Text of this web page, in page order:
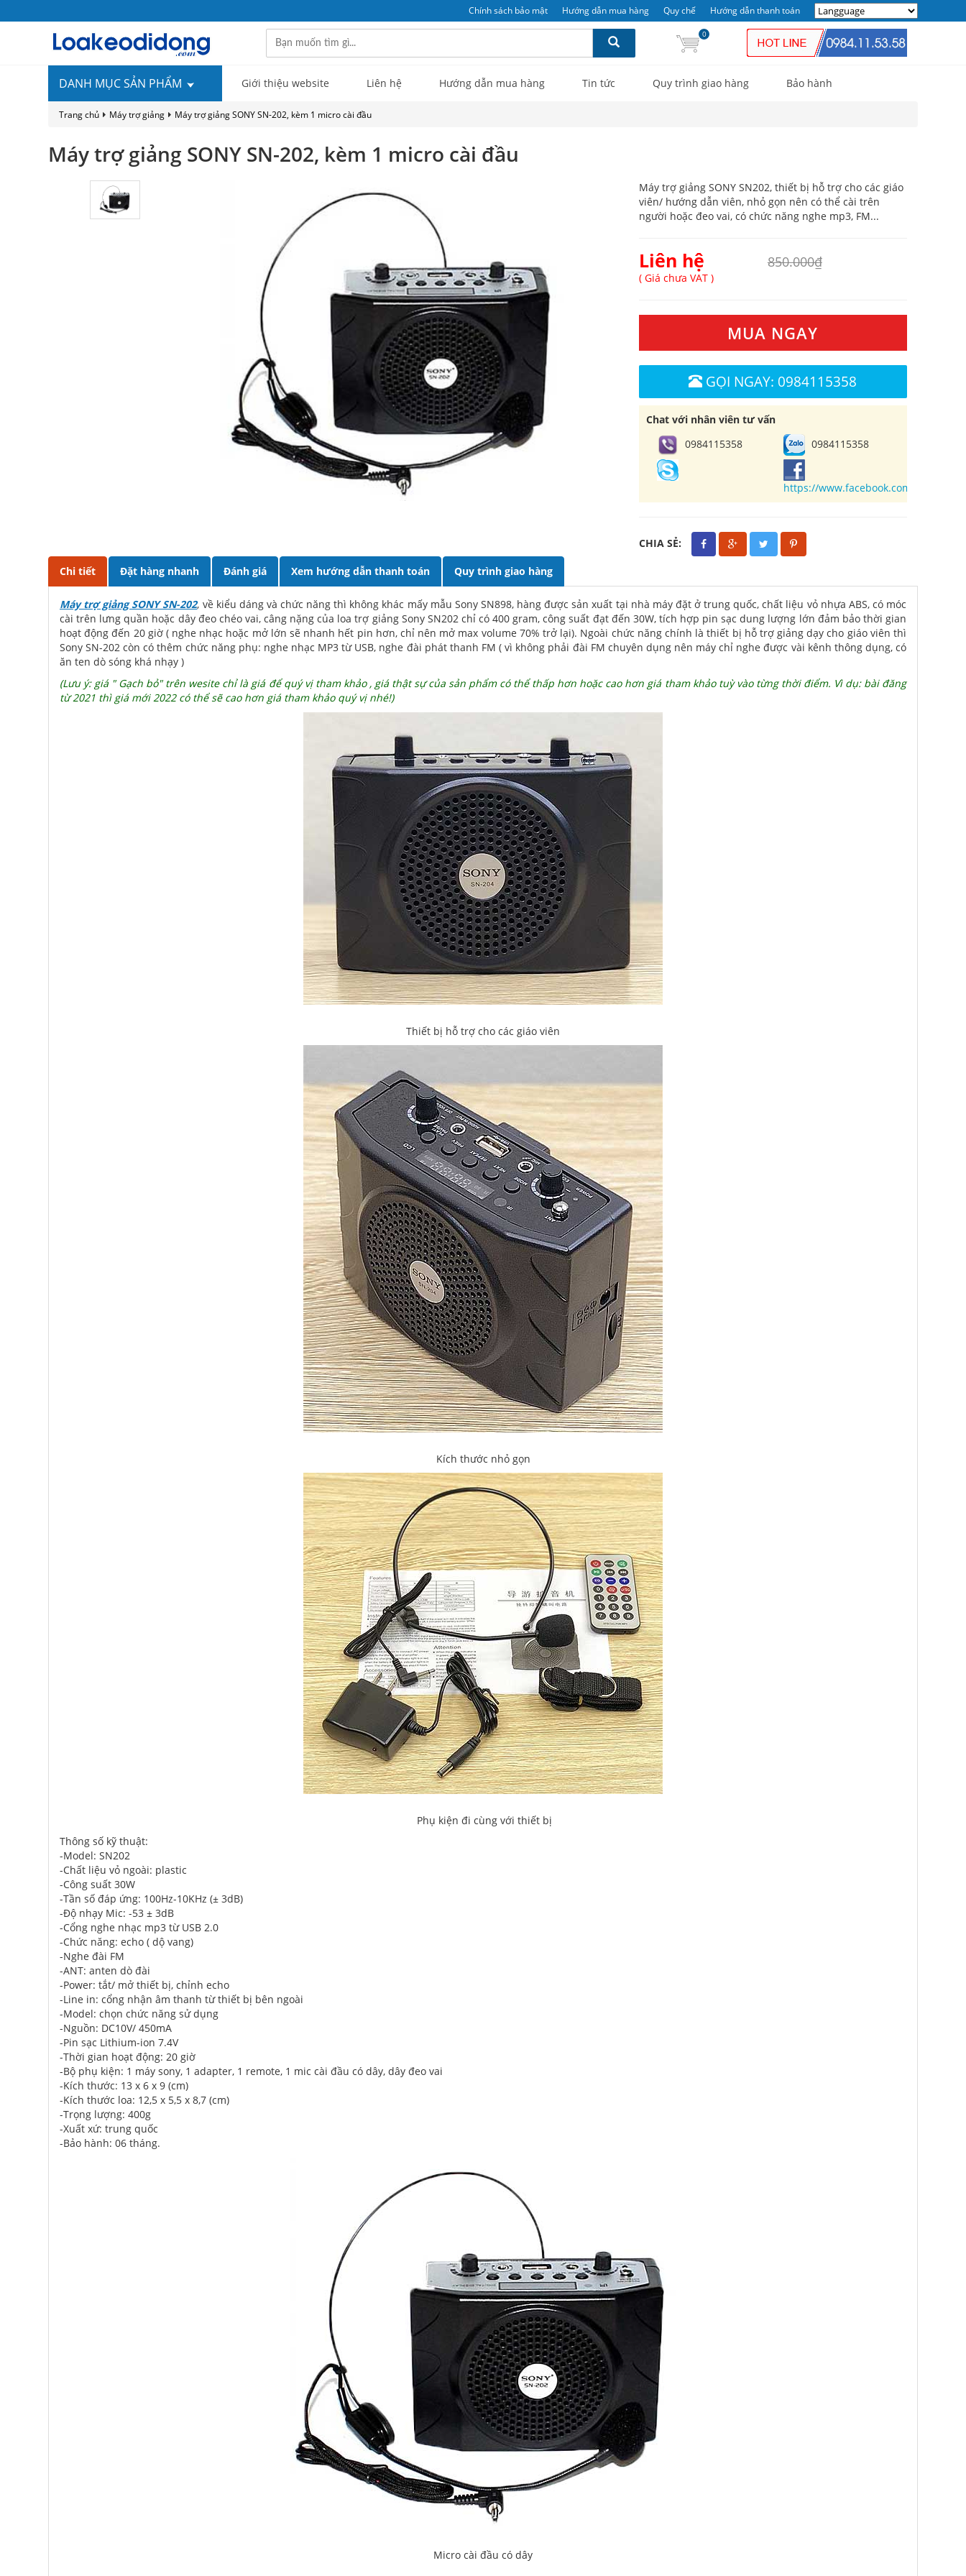
Chính sách bảo mật Hướng dẫn mua hàng Quy chế Hướng dẫn thanh toán
0
DANH MỤC SẢN PHẨM Giới thiệu website Liên hệ Hướng dẫn mua hàng Tin tức Quy trình giao hàng Bảo hành
Trang chủ Máy trợ giảng Máy trợ giảng SONY SN-202, kèm 1 micro cài đầu
Máy trợ giảng SONY SN-202, kèm 1 micro cài đầu
Máy trợ giảng SONY SN202, thiết bị hỗ trợ cho các giáo
viên/ hướng dẫn viên, nhỏ gọn nên có thể cài trên
người hoặc đeo vai, có chức năng nghe mp3, FM...
Liên hệ 850.000₫
( Giá chưa VAT )
MUA NGAY
GỌI NGAY: 0984115358
Chat với nhân viên tư vấn
0984115358
0984115358
https://www.facebook.com/
CHIA SẺ:
Chi tiết Đặt hàng nhanh Đánh giá Xem hướng dẫn thanh toán Quy trình giao hàng
Máy trợ giảng SONY SN-202, về kiểu dáng và chức năng thì không khác mấy mẫu Sony SN898, hàng được sản xuất tại nhà máy đặt ở trung quốc, chất liệu vỏ nhựa ABS, có móc
cài trên lưng quần hoặc dây đeo chéo vai, câng nặng của loa trợ giảng Sony SN202 chỉ có 400 gram, công suất đạt đến 30W, tích hợp pin sạc dung lượng lớn đảm bảo thời gian
hoạt động đến 20 giờ ( nghe nhạc hoặc mở lớn sẽ nhanh hết pin hơn, chỉ nên mở max volume 70% trở lại). Ngoài chức năng chính là thiết bị hỗ trợ giảng dạy cho giáo viên thì
Sony SN-202 còn có thêm chức năng phụ: nghe nhạc MP3 từ USB, nghe đài phát thanh FM ( vì không phải đài FM chuyên dụng nên máy chỉ nghe được vài kênh thông dụng, có
ăn ten dò sóng khá nhạy )
(Lưu ý: giá " Gạch bỏ" trên wesite chỉ là giá để quý vị tham khảo , giá thật sự của sản phẩm có thể thấp hơn hoặc cao hơn giá tham khảo tuỳ vào từng thời điểm. Vì dụ: bài đăng
từ 2021 thì giá mới 2022 có thể sẽ cao hơn giá tham khảo quý vị nhé!)
Thiết bị hỗ trợ cho các giáo viên
Kích thước nhỏ gọn
Phụ kiện đi cùng với thiết bị
Thông số kỹ thuật:
-Model: SN202
-Chất liệu vỏ ngoài: plastic
-Công suất 30W
-Tần số đáp ứng: 100Hz-10KHz (± 3dB)
-Độ nhạy Mic: -53 ± 3dB
-Cổng nghe nhạc mp3 từ USB 2.0
-Chức năng: echo ( dộ vang)
-Nghe đài FM
-ANT: anten dò đài
-Power: tắt/ mở thiết bị, chỉnh echo
-Line in: cổng nhận âm thanh từ thiết bị bên ngoài
-Model: chọn chức năng sử dụng
-Nguồn: DC10V/ 450mA
-Pin sạc Lithium-ion 7.4V
-Thời gian hoạt động: 20 giờ
-Bộ phụ kiện: 1 máy sony, 1 adapter, 1 remote, 1 mic cài đầu có dây, dây đeo vai
-Kích thước: 13 x 6 x 9 (cm)
-Kích thước loa: 12,5 x 5,5 x 8,7 (cm)
-Trọng lượng: 400g
-Xuất xứ: trung quốc
-Bảo hành: 06 tháng.
Micro cài đầu có dây